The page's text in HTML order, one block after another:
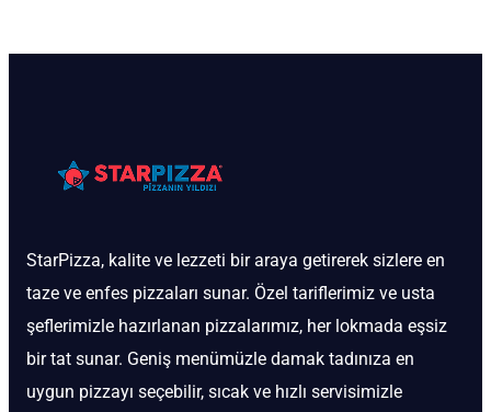
StarPizza, kalite ve lezzeti bir araya getirerek sizlere en
taze ve enfes pizzaları sunar. Özel tariflerimiz ve usta
şeflerimizle hazırlanan pizzalarımız, her lokmada eşsiz
bir tat sunar. Geniş menümüzle damak tadınıza en
uygun pizzayı seçebilir, sıcak ve hızlı servisimizle